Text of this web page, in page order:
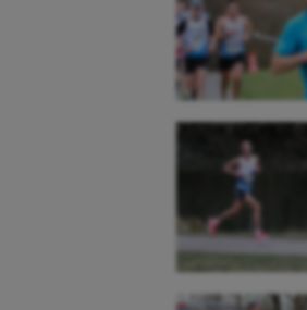
Aéronautique
Athlétisme
Aviron
Balle à la main